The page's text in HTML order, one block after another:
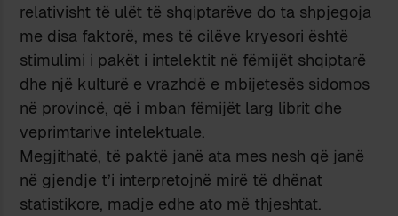
relativisht të ulët të shqiptarëve do ta shpjegoja
me disa faktorë, mes të cilëve kryesori është
stimulimi i pakët i intelektit në fëmijët shqiptarë
dhe një kulturë e vrazhdë e mbijetesës sidomos
në provincë, që i mban fëmijët larg librit dhe
veprimtarive intelektuale.
Megjithatë, të paktë janë ata mes nesh që janë
në gjendje t’i interpretojnë mirë të dhënat
statistikore, madje edhe ato më thjeshtat.